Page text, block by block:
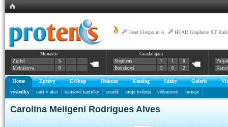
Head Flexpoint 6 HEAD Graphene XT
Monastir
Zipfel
5
Melnikova
0
Guadalajara
Stephens
7 1
6
Bouzková
5 6 2
Home Zprávy E-Shop Diskuze Katalog Sázky Galerie
výsledky
naši v akci tenisové kartičky soutěž moje hvězda vědomosti turnaje
Carolina Meligeni Rodrigues Alves